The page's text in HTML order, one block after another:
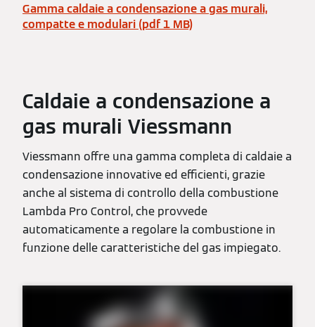
Gamma caldaie a condensazione a gas murali,
compatte e modulari (pdf 1 MB)
Caldaie a condensazione a
gas murali Viessmann
Viessmann offre una gamma completa di caldaie a
condensazione innovative ed efficienti, grazie
anche al sistema di controllo della combustione
Lambda Pro Control, che provvede
automaticamente a regolare la combustione in
funzione delle caratteristiche del gas impiegato.